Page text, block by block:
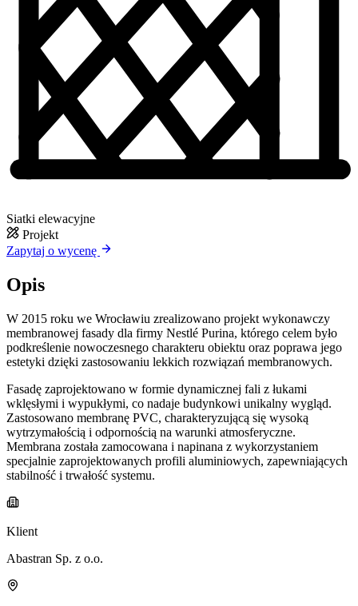
Siatki elewacyjne
Projekt
Zapytaj o wycenę
Opis
W 2015 roku we Wrocławiu zrealizowano projekt wykonawczy
membranowej fasady dla firmy Nestlé Purina, którego celem było
podkreślenie nowoczesnego charakteru obiektu oraz poprawa jego
estetyki dzięki zastosowaniu lekkich rozwiązań membranowych.
Fasadę zaprojektowano w formie dynamicznej fali z łukami
wklęsłymi i wypukłymi, co nadaje budynkowi unikalny wygląd.
Zastosowano membranę PVC, charakteryzującą się wysoką
wytrzymałością i odpornością na warunki atmosferyczne.
Membrana została zamocowana i napinana z wykorzystaniem
specjalnie zaprojektowanych profili aluminiowych, zapewniających
stabilność i trwałość systemu.
Klient
Abastran Sp. z o.o.